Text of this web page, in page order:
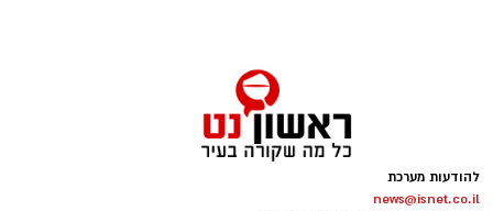
להודעות מערכת
news@isnet.co.il